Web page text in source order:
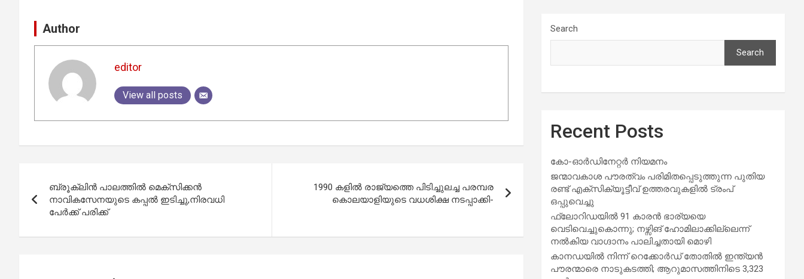
Author
editor
View all posts
navigation
ബ്രൂക്ലിൻ പാലത്തിൽ മെക്സിക്കൻ
നാവികസേനയുടെ കപ്പൽ ഇടിച്ചു,നിരവധി
പേർക്ക് പരിക്ക്
1990 കളിൽ രാജ്യത്തെ പിടിച്ചുലച്ച പരമ്പര
കൊലയാളിയുടെ വധശിക്ഷ നടപ്പാക്കി-
Search
Search
Recent Posts
കോ-ഓർഡിനേറ്റർ നിയമനം
ജന്മാവകാശ പൗരത്വം പരിമിതപ്പെടുത്തുന്ന പുതിയ
രണ്ട് എക്സിക്യൂട്ടീവ് ഉത്തരവുകളിൽ ട്രംപ്
ഒപ്പുവെച്ചു
ഫ്ലോറിഡയിൽ 91 കാരൻ ഭാര്യയെ
വെടിവെച്ചുകൊന്നു; നഴ്സിങ് ഹോമിലാക്കില്ലെന്ന്
നൽകിയ വാഗ്ദാനം പാലിച്ചതായി മൊഴി
കാനഡയിൽ നിന്ന് റെക്കോർഡ് തോതിൽ ഇന്ത്യൻ
പൗരന്മാരെ നാടുകടത്തി; ആറുമാസത്തിനിടെ 3,323